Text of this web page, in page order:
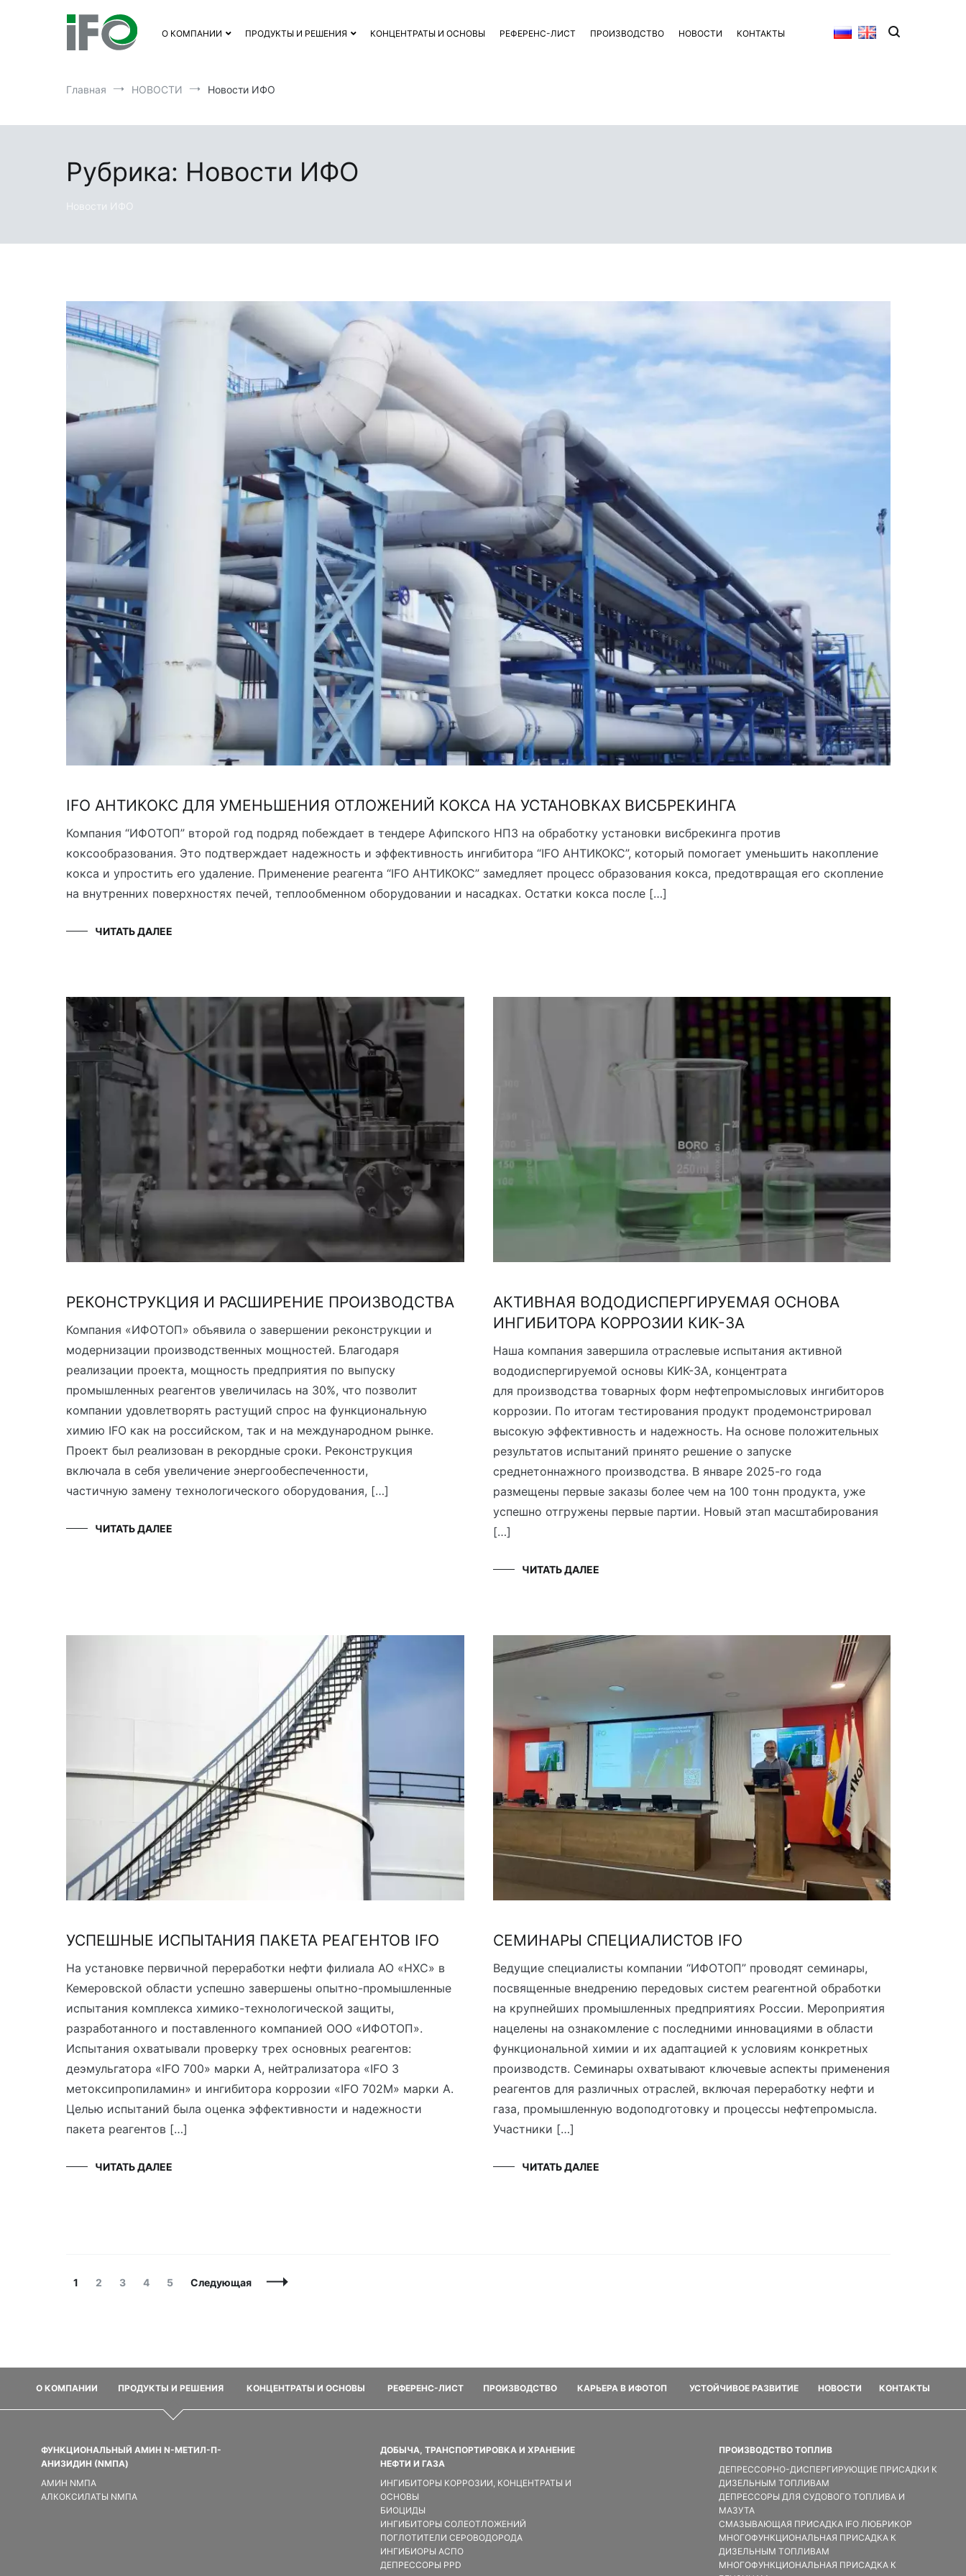
О КОМПАНИИ ПРОДУКТЫ И РЕШЕНИЯ КОНЦЕНТРАТЫ И ОСНОВЫ РЕФЕРЕНС-ЛИСТ ПРОИЗВОДСТВО НОВОСТИ КОНТАКТЫ
Главная НОВОСТИ Новости ИФО
Рубрика: Новости ИФО
Новости ИФО
IFO АНТИКОКС ДЛЯ УМЕНЬШЕНИЯ ОТЛОЖЕНИЙ КОКСА НА УСТАНОВКАХ ВИСБРЕКИНГА
Компания “ИФОТОП” второй год подряд побеждает в тендере Афипского НПЗ на обработку установки висбрекинга против
коксообразования. Это подтверждает надежность и эффективность ингибитора “IFO АНТИКОКС”, который помогает уменьшить накопление
кокса и упростить его удаление. Применение реагента “IFO АНТИКОКС” замедляет процесс образования кокса, предотвращая его скопление
на внутренних поверхностях печей, теплообменном оборудовании и насадках. Остатки кокса после […]
ЧИТАТЬ ДАЛЕЕ
РЕКОНСТРУКЦИЯ И РАСШИРЕНИЕ ПРОИЗВОДСТВА
Компания «ИФОТОП» объявила о завершении реконструкции и
модернизации производственных мощностей. Благодаря
реализации проекта, мощность предприятия по выпуску
промышленных реагентов увеличилась на 30%, что позволит
компании удовлетворять растущий спрос на функциональную
химию IFO как на российском, так и на международном рынке.
Проект был реализован в рекордные сроки. Реконструкция
включала в себя увеличение энергообеспеченности,
частичную замену технологического оборудования, […]
ЧИТАТЬ ДАЛЕЕ
АКТИВНАЯ ВОДОДИСПЕРГИРУЕМАЯ ОСНОВА
ИНГИБИТОРА КОРРОЗИИ КИК-3А
Наша компания завершила отраслевые испытания активной
вододиспергируемой основы КИК-3А, концентрата
для производства товарных форм нефтепромысловых ингибиторов
коррозии. По итогам тестирования продукт продемонстрировал
высокую эффективность и надежность. На основе положительных
результатов испытаний принято решение о запуске
среднетоннажного производства. В январе 2025-го года
размещены первые заказы более чем на 100 тонн продукта, уже
успешно отгружены первые партии. Новый этап масштабирования
[…]
ЧИТАТЬ ДАЛЕЕ
УСПЕШНЫЕ ИСПЫТАНИЯ ПАКЕТА РЕАГЕНТОВ IFO
На установке первичной переработки нефти филиала АО «НХС» в
Кемеровской области успешно завершены опытно-промышленные
испытания комплекса химико-технологической защиты,
разработанного и поставленного компанией ООО «ИФОТОП».
Испытания охватывали проверку трех основных реагентов:
деэмульгатора «IFO 700» марки А, нейтрализатора «IFO 3
метоксипропиламин» и ингибитора коррозии «IFO 702M» марки А.
Целью испытаний была оценка эффективности и надежности
пакета реагентов […]
ЧИТАТЬ ДАЛЕЕ
СЕМИНАРЫ СПЕЦИАЛИСТОВ IFO
Ведущие специалисты компании “ИФОТОП” проводят семинары,
посвященные внедрению передовых систем реагентной обработки
на крупнейших промышленных предприятиях России. Мероприятия
нацелены на ознакомление с последними инновациями в области
функциональной химии и их адаптацией к условиям конкретных
производств. Семинары охватывают ключевые аспекты применения
реагентов для различных отраслей, включая переработку нефти и
газа, промышленную водоподготовку и процессы нефтепромысла.
Участники […]
ЧИТАТЬ ДАЛЕЕ
Навигация
Страница
1 Страница
2 Страница
3 Страница
4 Страница
5 Следующая
О КОМПАНИИ ПРОДУКТЫ И РЕШЕНИЯ КОНЦЕНТРАТЫ И ОСНОВЫ РЕФЕРЕНС-ЛИСТ ПРОИЗВОДСТВО КАРЬЕРА В ИФОТОП УСТОЙЧИВОЕ РАЗВИТИЕ НОВОСТИ КОНТАКТЫ
ФУНКЦИОНАЛЬНЫЙ АМИН N-МЕТИЛ-П-
АНИЗИДИН (NMПA)
АМИН NMПA
АЛКОКСИЛАТЫ NMПA
ДОБЫЧА, ТРАНСПОРТИРОВКА И ХРАНЕНИЕ
НЕФТИ И ГАЗА
ИНГИБИТОРЫ КОРРОЗИИ, КОНЦЕНТРАТЫ И
ОСНОВЫ
БИОЦИДЫ
ИНГИБИТОРЫ СОЛЕОТЛОЖЕНИЙ
ПОГЛОТИТЕЛИ СЕРОВОДОРОДА
ИНГИБИОРЫ АСПО
ДЕПРЕССОРЫ PPD
ПРОИЗВОДСТВО ТОПЛИВ
ДЕПРЕССОРНО-ДИСПЕРГИРУЮЩИЕ ПРИСАДКИ К
ДИЗЕЛЬНЫМ ТОПЛИВАМ
ДЕПРЕССОРЫ ДЛЯ СУДОВОГО ТОПЛИВА И
МАЗУТА
СМАЗЫВАЮЩАЯ ПРИСАДКА IFO ЛЮБРИКОР
МНОГОФУНКЦИОНАЛЬНАЯ ПРИСАДКА К
ДИЗЕЛЬНЫМ ТОПЛИВАМ
МНОГОФУНКЦИОНАЛЬНАЯ ПРИСАДКА К